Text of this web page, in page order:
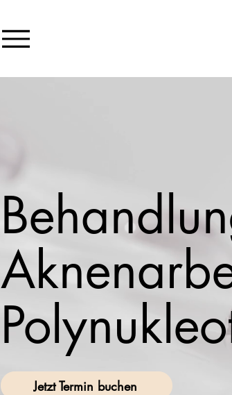
Jetzt Termin buchen